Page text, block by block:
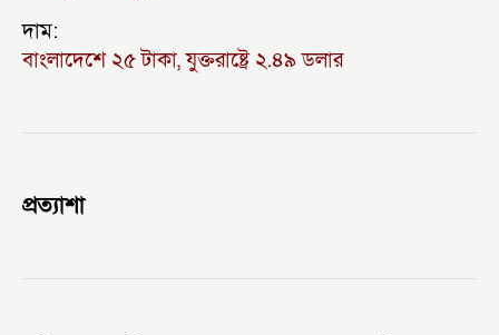
দাম:
বাংলাদেশে ২৫ টাকা, যুক্তরাষ্ট্রে ২.৪৯ ডলার
প্রত্যাশা